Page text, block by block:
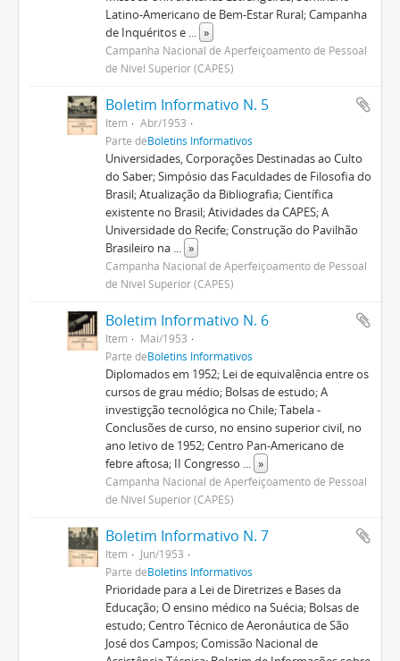
Latino-Americano de Bem-Estar Rural; Campanha
de Inquéritos e ... »
Campanha Nacional de Aperfeiçoamento de Pessoal
de Nível Superior (CAPES)
Boletim Informativo N. 5
Item
Abr/1953
Parte deBoletins Informativos
Universidades, Corporações Destinadas ao Culto
do Saber; Simpósio das Faculdades de Filosofia do
Brasil; Atualização da Bibliografia; Científica
existente no Brasil; Atividades da CAPES; A
Universidade do Recife; Construção do Pavilhão
Brasileiro na ... »
Campanha Nacional de Aperfeiçoamento de Pessoal
de Nível Superior (CAPES)
Boletim Informativo N. 6
Item
Mai/1953
Parte deBoletins Informativos
Diplomados em 1952; Lei de equivalência entre os
cursos de grau médio; Bolsas de estudo; A
investigção tecnológica no Chile; Tabela -
Conclusões de curso, no ensino superior civil, no
ano letivo de 1952; Centro Pan-Americano de
febre aftosa; II Congresso ... »
Campanha Nacional de Aperfeiçoamento de Pessoal
de Nível Superior (CAPES)
Boletim Informativo N. 7
Item
Jun/1953
Parte deBoletins Informativos
Prioridade para a Lei de Diretrizes e Bases da
Educação; O ensino médico na Suécia; Bolsas de
estudo; Centro Técnico de Aeronáutica de São
José dos Campos; Comissão Nacional de